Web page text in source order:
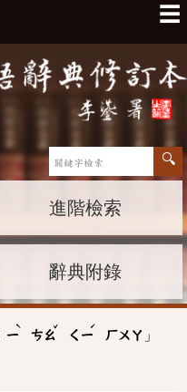
☰
進階檢索
辭典附錄
ㄧ
ˋ
ㄘㄠ
ˇ
ㄑㄧ
ˊ
ㄏㄨㄚ 」